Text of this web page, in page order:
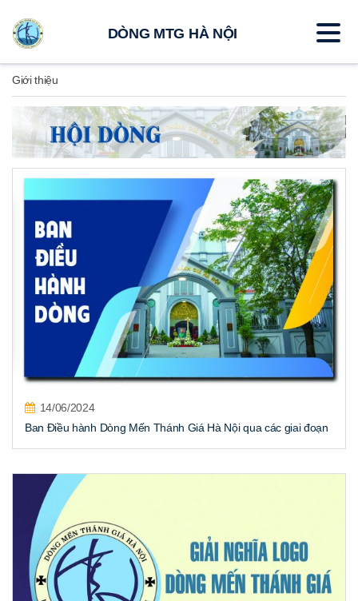
Giới thiệu
14/06/2024
Ban Điều hành Dòng Mến Thánh Giá Hà Nội qua các giai đoạn
DÒNG MTG HÀ NỘI